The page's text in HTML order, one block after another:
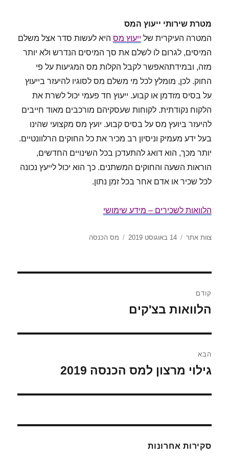
מטרת שירותי ייעוץ המס
המטרה העיקרית של ייעוץ מס היא לעשות סדר אצל משלם
המיסים, לגרום לו לשלם את סך המיסים הנדרש ולא יותר
מזה, ובמידתהאפשר לקבל הקלות מס המגיעות על פי
החוק. לכן, מומלץ לכל מי משלם מס לסוגיו להיעזר בייעוץ
על בסיס מזדמן או קבוע. ייעוץ חד פעמי יכול לשרת את
הלקוח נקודתית. לקוחות שעסקיהם מורכבים מאוד חייבים
להיעזר ביועץ מס על בסיס קבוע. יועץ מס מקצועי שהינו
בעל ידע מעמיק וניסיון רב מכיר את כל החוקים הרלוונטיים.
יותר מכך, הוא דואג להתעדכן בכל השינויים החדשים,
הוראות השעה והחוקים המשתנים. כך הוא יכול לייעץ נכונה
לכל שכיר או אדם אחר בכל זמן נתון.
הלוואות לשכירים – מידע שימושי
מחבר
צוות אתר
פורסם
14 באוגוסט 2019 קטגוריות
מס הכנסה
קודם
הפוסט
הלוואות בצ'קים
הבא
הפוסט
גילוי מרצון למס הכנסה 2019
סקירות אחרונות